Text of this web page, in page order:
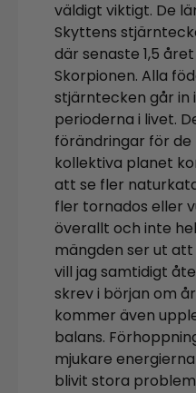
väldigt viktigt. De
Skyttens
där senaste 1,5
Skorpionen. Alla
stjärntecken går in
perioderna i livet.
förändringar för de
kollektiva planet
att se fler
fler tornados eller
överallt och inte
mängden ser ut att
vill jag samtidigt
skrev i början om
kommer även
balans.
mjukare
blivit stora